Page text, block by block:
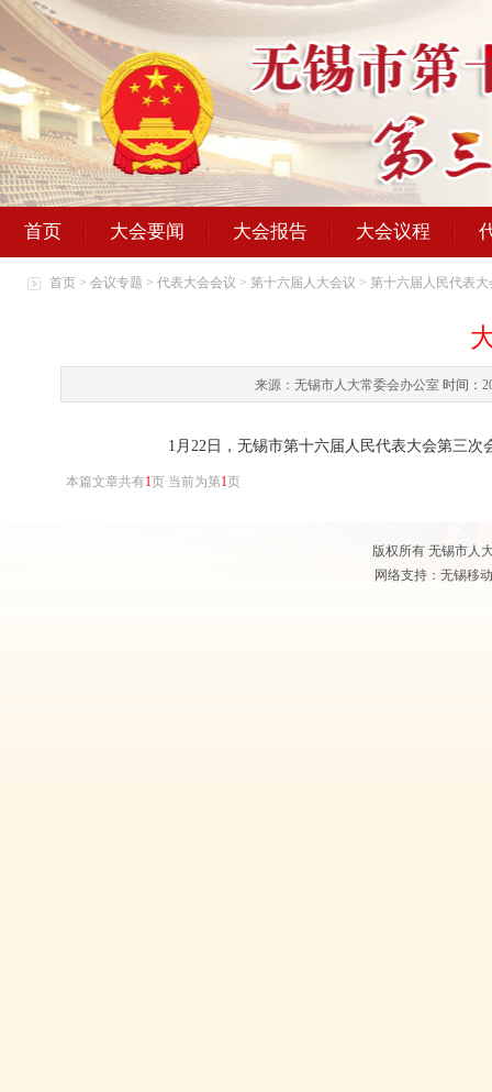
首页 大会要闻 大会报告 大会议程
首页 > 会议专题 > 代表大会会议 > 第十六届人大会议 > 第十六届人民代表
来源：无锡市人大常委会办公室 时间：
1月22日，无锡市第十六届人民代表大会第三
本篇文章共有1页 当前为第1页
版权所有 无锡市人
网络支持：无锡移